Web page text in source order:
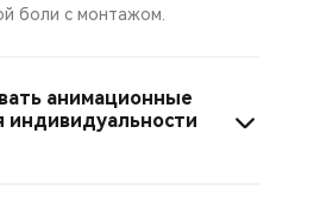
боли с монтажом.
анимационные
индивидуальности